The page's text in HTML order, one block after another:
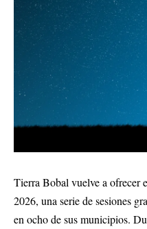
Tierra Bobal vuelve a ofrecer
2026, una serie de sesiones
en ocho de sus municipios.